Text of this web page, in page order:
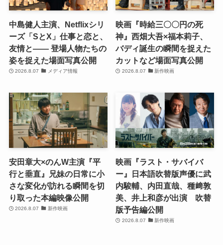
中島健人主演、Netflixシリ
ーズ「SとX」仕事と恋と、
友情と―― 登場人物たちの
姿を捉えた場面写真公開
2026.8.07 メディア情報
映画『時給三〇〇円の死
神』西畑大吾×福本莉子、
バディ誕生の瞬間を捉えた
カットなど場面写真公開
2026.8.07 新作映画
安田章大×のんW主演『平
行と垂直』兄妹の日常に小
さな変化が訪れる瞬間を切
り取った本編映像公開
2026.8.07 新作映画
映画『ラスト・サバイバ
ー』日本語吹替版声優に武
内駿輔、内田直哉、種﨑敦
美、井上和彦が出演 吹替
版予告編公開
2026.8.07 新作映画